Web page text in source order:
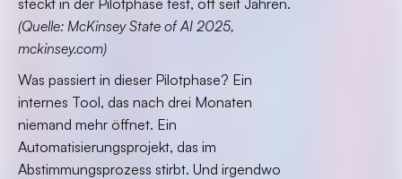
steckt in der Pilotphase fest, oft seit Jahren.
(Quelle: McKinsey State of AI 2025,
mckinsey.com)
Was passiert in dieser Pilotphase? Ein
internes Tool, das nach drei Monaten
niemand mehr öffnet. Ein
Automatisierungsprojekt, das im
Abstimmungsprozess stirbt. Und irgendwo